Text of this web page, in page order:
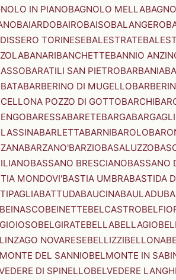
IN PIANOBAGNOLO MELLA
BAIARDOBAIROBAISOBALANGERO
TORINESEBALESTRATE
BANARIBANCHETTEBANNIO
BARATILI SAN PIETROBARBANIA
BARBERINO DI MUGELLO
POZZO DI GOTTOBARCHI
BARESSABARETEBARGABARGAGLI
BARLETTABARNIBAROLO
BARZANO'BARZIOBASALUZZO
BASSANO BRESCIANOBASSANO
MONDOVI'BASTIA UMBRABASTIDA
BATTUDABAUCINABAULADU
BEINASCOBEINETTEBELCASTRO
BELGIRATEBELLABELLAGIO
NOVARESEBELLIZZIBELLONA
DEL SANNIOBELMONTE IN
DI SPINELLOBELVEDERE